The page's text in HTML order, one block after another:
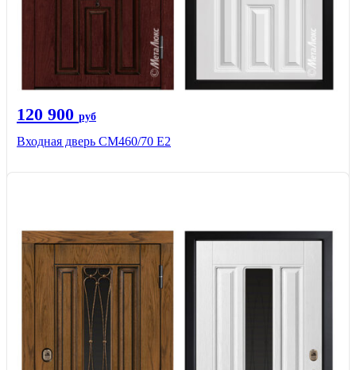
120 900 руб
Входная дверь СМ460/70 Е2